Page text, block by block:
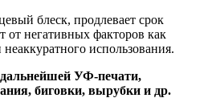
блеск, продлевает срок
от негативных факторов как
использования.
УФ-печати,
биговки, вырубки и др.